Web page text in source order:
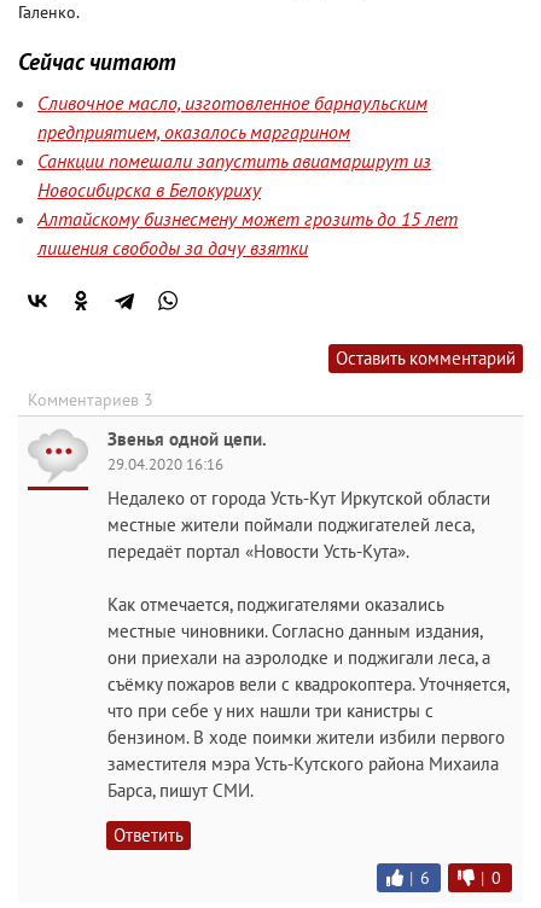
Галенко.
Сейчас читают
Сливочное масло, изготовленное барнаульским
предприятием, оказалось маргарином
Санкции помешали запустить авиамаршрут из
Новосибирска в Белокуриху
Алтайскому бизнесмену может грозить до 15 лет
лишения свободы за дачу взятки
Оставить комментарий
Комментариев 3
Звенья одной цепи.
29.04.2020 16:16
Недалеко от города Усть-Кут Иркутской области
местные жители поймали поджигателей леса,
передаёт портал «Новости Усть-Кута».
Как отмечается, поджигателями оказались
местные чиновники. Согласно данным издания,
они приехали на аэролодке и поджигали леса, а
съёмку пожаров вели с квадрокоптера. Уточняется,
что при себе у них нашли три канистры с
бензином. В ходе поимки жители избили первого
заместителя мэра Усть-Кутского района Михаила
Барса, пишут СМИ.
Ответить
| 6 | 0